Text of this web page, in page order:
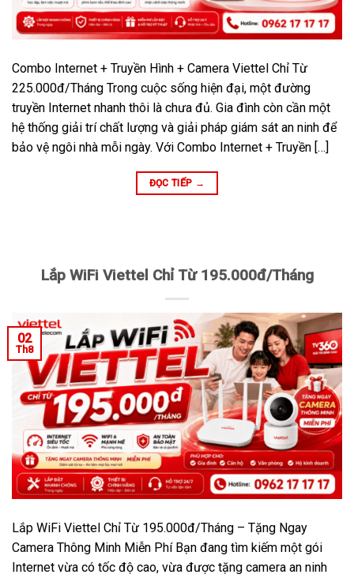
Combo Internet + Truyền Hình + Camera Viettel Chỉ Từ
225.000đ/Tháng Trong cuộc sống hiện đại, một đường
truyền Internet nhanh thôi là chưa đủ. Gia đình còn cần một
hệ thống giải trí chất lượng và giải pháp giám sát an ninh để
bảo vệ ngôi nhà mỗi ngày. Với Combo Internet + Truyền […]
ĐỌC TIẾP →
Lắp WiFi Viettel Chỉ Từ 195.000đ/Tháng
02
Th8
Lắp WiFi Viettel Chỉ Từ 195.000đ/Tháng – Tặng Ngay
Camera Thông Minh Miễn Phí Bạn đang tìm kiếm một gói
Internet vừa có tốc độ cao, vừa được tặng camera an ninh